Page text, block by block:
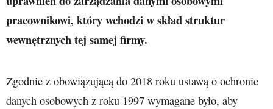
pracownikowi, który wchodzi w skład struktur
wewnętrznych tej samej firmy.
Zgodnie z obowiązującą do 2018 roku ustawą o ochronie
danych osobowych z roku 1997 wymagane było, aby